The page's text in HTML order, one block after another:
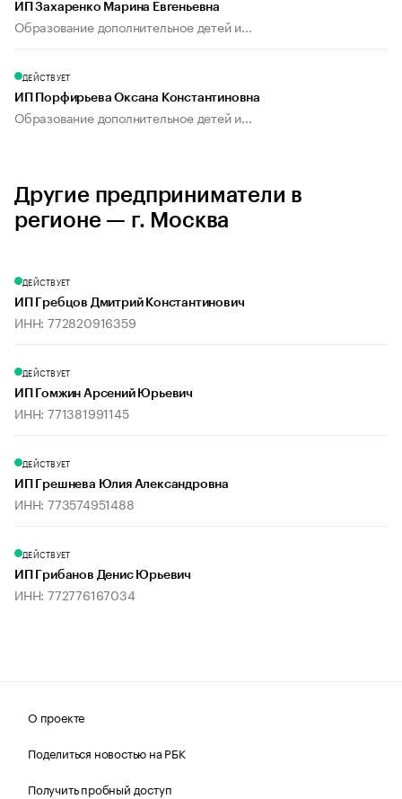
ИП Захаренко Марина Евгеньевна
Образование дополнительное детей и...
ДЕЙСТВУЕТ
ИП Порфирьева Оксана Константиновна
Образование дополнительное детей и...
Другие предприниматели в
регионе — г. Москва
ДЕЙСТВУЕТ
ИП Гребцов Дмитрий Константинович
ИНН: 772820916359
ДЕЙСТВУЕТ
ИП Гомжин Арсений Юрьевич
ИНН: 771381991145
ДЕЙСТВУЕТ
ИП Грешнева Юлия Александровна
ИНН: 773574951488
ДЕЙСТВУЕТ
ИП Грибанов Денис Юрьевич
ИНН: 772776167034
О проекте
Поделиться новостью на РБК
Получить пробный доступ